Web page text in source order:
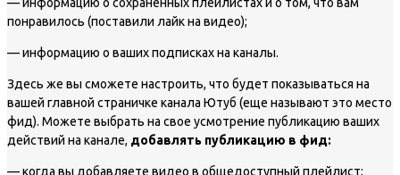
понравилось (поставили лайк на видео);
— информацию о ваших подписках на каналы.
Здесь же вы сможете настроить, что будет показываться на
вашей главной страничке канала Ютуб (еще называют это место
фид). Можете выбрать на свое усмотрение публикацию ваших
действий на канале, добавлять публикацию в фид:
— когда вы добавляете видео в общедоступный плейлист;